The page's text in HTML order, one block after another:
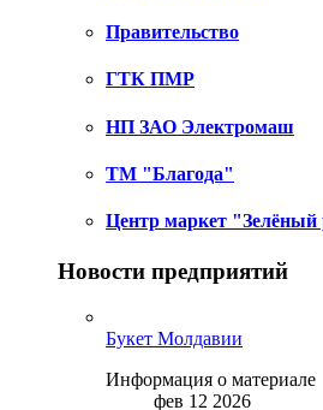
Правительство
ГТК ПМР
НП ЗАО Электромаш
ТМ "Благода"
Центр маркет
Новости предприятий
Букет Молдавии
Информация о материале
фев 12 2026